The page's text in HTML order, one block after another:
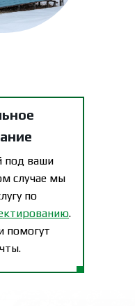
под ваши
случае мы
по
.
помогут